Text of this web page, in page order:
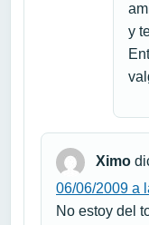
y
Ximo
06/06/2009 a
No estoy del